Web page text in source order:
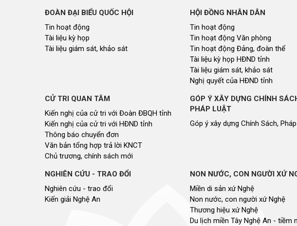
ĐOÀN ĐẠI BIỂU QUỐC HỘI
Tin hoạt động
Tài liệu kỳ họp
Tài liệu giám sát, khảo sát
HỘI ĐỒNG NHÂN DÂN
Tin hoạt động
Tin hoạt động Văn phòng
Tin hoạt động Đảng, đoàn thể
Tài liệu kỳ họp HĐND tỉnh
Tài liệu giám sát, khảo sát
Nghị quyết của HĐND tỉnh
CỬ TRI QUAN TÂM
Kiến nghị của cử tri với Đoàn ĐBQH tỉnh
Kiến nghị của cử tri với HĐND tỉnh
Thông báo chuyển đơn
Văn bản tổng hợp trả lời KNCT
Chủ trương, chính sách mới
GÓP Ý XÂY DỰNG CHÍNH
PHÁP LUẬT
Góp ý xây dựng Chính Sách,
NGHIÊN CỨU - TRAO ĐỔI
Nghiên cứu - trao đổi
Kiến giải Nghệ An
NON NƯỚC, CON NGƯỜI XỨ
Miền di sản xứ Nghệ
Non nước, con người xứ Nghệ
Thương hiệu xứ Nghệ
Du lịch miền Tây Nghệ An - tiềm